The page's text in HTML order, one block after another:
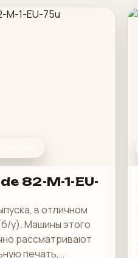
82-M-1-EU-
в отличном
у). Машины этого
рассматривают
печать,